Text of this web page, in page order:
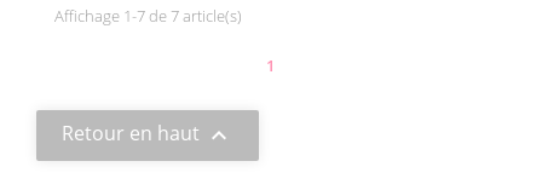
Affichage 1-7 de 7 article(s)
1
Retour en haut 